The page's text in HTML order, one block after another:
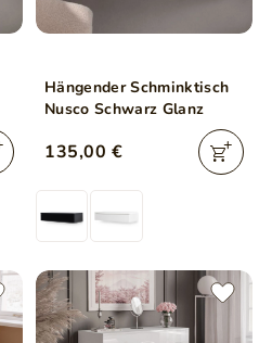
Hängender Schminktisch
Nusco Schwarz Glanz
135,00 €